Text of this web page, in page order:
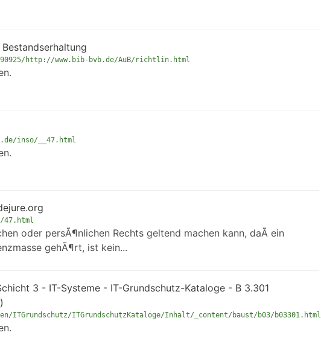
http://www.bib-bvb.de/AuB/richtlin.html
inso/__47.html
oder persÃ¶nlichen Rechts geltend machen kann, daÃ ein
gehÃ¶rt, ist kein...
3 - IT-Systeme - IT-Grundschutz-Kataloge - B 3.301
ITGrundschutz/ITGrundschutzKataloge/Inhalt/_content/baust/b03/b03301.html